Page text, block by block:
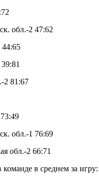
обл.-2 47:62
2 81:67
обл.-1 76:69
обл.-2 66:71
в среднем за игру: